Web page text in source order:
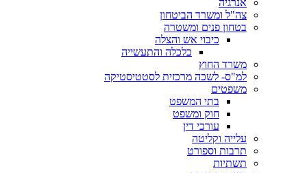
אנרגיה
צה"ל ומשרד הביטחון
בטחון פנים ומשטרה
כיבוי אש והצלה
כלכלה והתעשייה
משרד החוץ
למ"ס- לשכה מרכזית לסטטיסטיקה
משפטים
בתי המשפט
חוק ומשפט
עורכי דין
עלייה וקליטה
תרבות וספורט
תשתיות